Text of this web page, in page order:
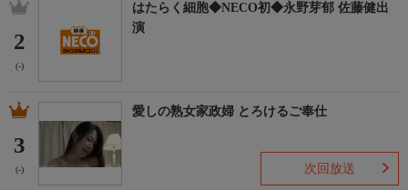
2
(-)
はたらく細胞◆NECO初◆永野芽郁 佐藤健出
演
3
(-)
愛しの熟女家政婦 とろけるご奉仕
次回放送